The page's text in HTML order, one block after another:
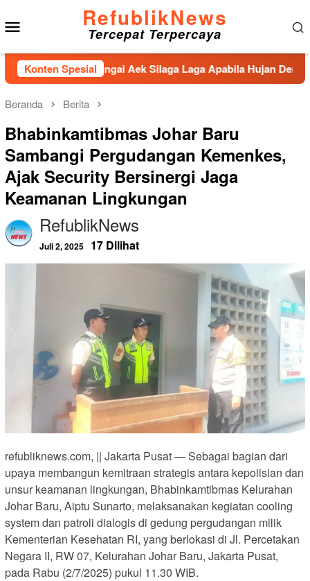
ke
konten
RefublikNews
Tercepat Terpercaya
Konten Spesial
Sungai Aek Silaga Laga Apabila Hujan Deras
Beranda Berita
Bhabinkamtibmas Johar Baru
Sambangi Pergudangan Kemenkes,
Ajak Security Bersinergi Jaga
Keamanan Lingkungan
RefublikNews
Juli 2, 2025 17 Dilihat
refubliknews.com, || Jakarta Pusat — Sebagai bagian dari
upaya membangun kemitraan strategis antara kepolisian dan
unsur keamanan lingkungan, Bhabinkamtibmas Kelurahan
Johar Baru, Aiptu Sunarto, melaksanakan kegiatan cooling
system dan patroli dialogis di gedung pergudangan milik
Kementerian Kesehatan RI, yang berlokasi di Jl. Percetakan
Negara II, RW 07, Kelurahan Johar Baru, Jakarta Pusat,
pada Rabu (2/7/2025) pukul 11.30 WIB.